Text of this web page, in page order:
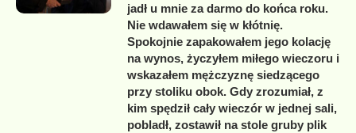
jadł u mnie za darmo do końca roku.
Nie wdawałem się w kłótnię.
Spokojnie zapakowałem jego kolację
na wynos, życzyłem miłego wieczoru i
wskazałem mężczyznę siedzącego
przy stoliku obok. Gdy zrozumiał, z
kim spędził cały wieczór w jednej sali,
pobladł, zostawił na stole gruby plik